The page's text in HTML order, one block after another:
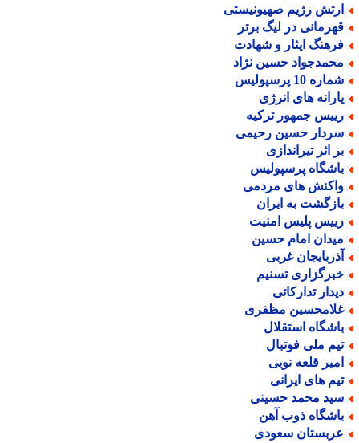
رژیم صهیونیستی
در لیگ برتر
ایثار و شهادت
حسین نژاد
10 پرسپولیس
های انرژی
جمهور ترکیه
حسین رحیمی
اثر تیراندازی
پرسپولیس
های مردمی
به ایران
پلیس امنیت
امام حسین
غربی
تسنیم
تدارکاتی
مظفری
استقلال
ملی فوتبال
قلعه نویی
های ایرانی
محمد حسینی
ذوب آهن
سعودی